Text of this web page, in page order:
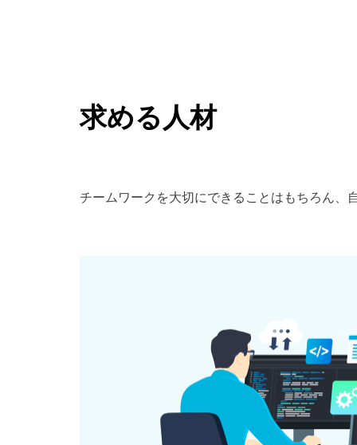
求める人材
チームワークを大切にできることはもちろん、